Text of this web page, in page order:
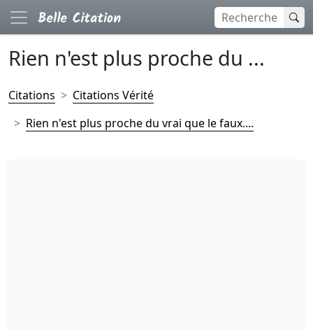
Rien n'est plus proche du ...
Citations
Citations Vérité
Rien n'est plus proche du vrai que le faux....